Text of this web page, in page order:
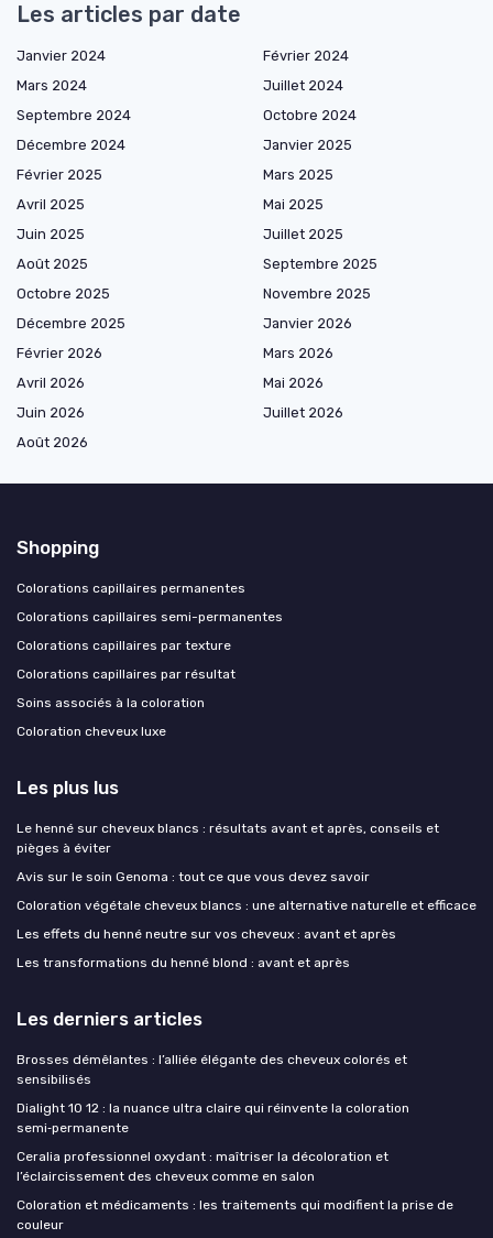
Les articles par date
Janvier 2024
Février 2024
Mars 2024
Juillet 2024
Septembre 2024
Octobre 2024
Décembre 2024
Janvier 2025
Février 2025
Mars 2025
Avril 2025
Mai 2025
Juin 2025
Juillet 2025
Août 2025
Septembre 2025
Octobre 2025
Novembre 2025
Décembre 2025
Janvier 2026
Février 2026
Mars 2026
Avril 2026
Mai 2026
Juin 2026
Juillet 2026
Août 2026
Shopping
Colorations capillaires permanentes
Colorations capillaires semi-permanentes
Colorations capillaires par texture
Colorations capillaires par résultat
Soins associés à la coloration
Coloration cheveux luxe
Les plus lus
Le henné sur cheveux blancs : résultats avant et après, conseils et
pièges à éviter
Avis sur le soin Genoma : tout ce que vous devez savoir
Coloration végétale cheveux blancs : une alternative naturelle et efficace
Les effets du henné neutre sur vos cheveux : avant et après
Les transformations du henné blond : avant et après
Les derniers articles
Brosses démêlantes : l’alliée élégante des cheveux colorés et
sensibilisés
Dialight 10 12 : la nuance ultra claire qui réinvente la coloration
semi‑permanente
Ceralia professionnel oxydant : maîtriser la décoloration et
l’éclaircissement des cheveux comme en salon
Coloration et médicaments : les traitements qui modifient la prise de
couleur